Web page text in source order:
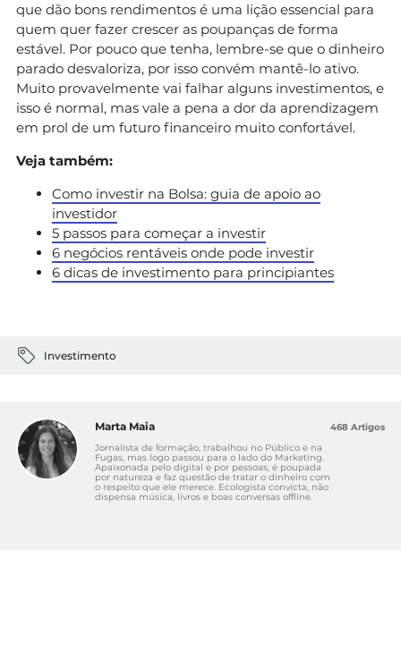
que dão bons rendimentos é uma lição essencial para
quem quer fazer crescer as poupanças de forma
estável. Por pouco que tenha, lembre-se que o dinheiro
parado desvaloriza, por isso convém mantê-lo ativo.
Muito provavelmente vai falhar alguns investimentos, e
isso é normal, mas vale a pena a dor da aprendizagem
em prol de um futuro financeiro muito confortável.
Veja também:
Como investir na Bolsa: guia de apoio ao
investidor
5 passos para começar a investir
6 negócios rentáveis onde pode investir
6 dicas de investimento para principiantes
Investimento
Marta Maia
Jornalista de formação, trabalhou no Público e na
Fugas, mas logo passou para o lado do Marketing.
Apaixonada pelo digital e por pessoas, é poupada
por natureza e faz questão de tratar o dinheiro com
o respeito que ele merece. Ecologista convicta, não
dispensa música, livros e boas conversas offline.
468 Artigos